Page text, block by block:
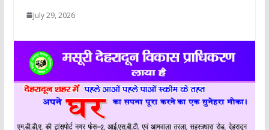
July 29, 2026